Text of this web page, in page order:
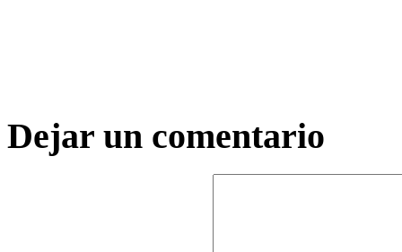
Dejar un comentario